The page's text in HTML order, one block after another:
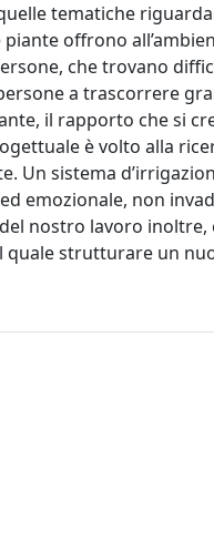
tematiche
offrono
che trovano
a trascorrere
il rapporto che si
è volto alla
Un sistema
emozionale, non
del nostro lavoro
strutturare un